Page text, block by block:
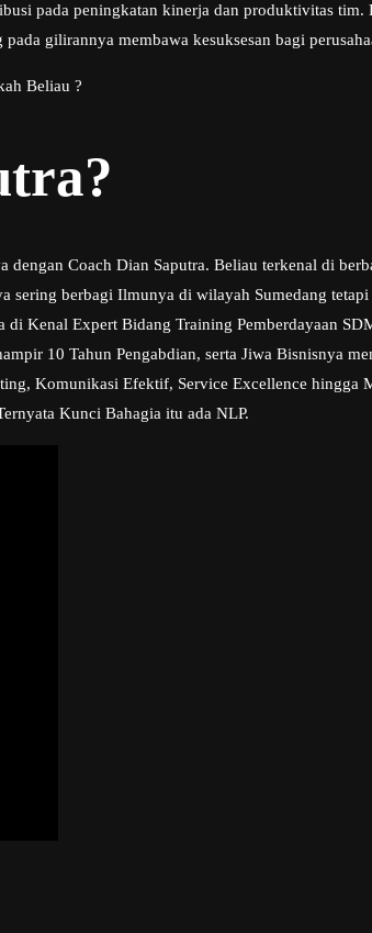
pada peningkatan kinerja dan produktivitas
gilirannya membawa kesuksesan bagi
Beliau ?
Coach Dian Saputra. Beliau terkenal di
sering berbagi Ilmunya di wilayah Sumedang
Kenal Expert Bidang Training Pemberdayaan
10 Tahun Pengabdian, serta Jiwa Bisnisnya
Komunikasi Efektif, Service Excellence hingga
Kunci Bahagia itu ada NLP.